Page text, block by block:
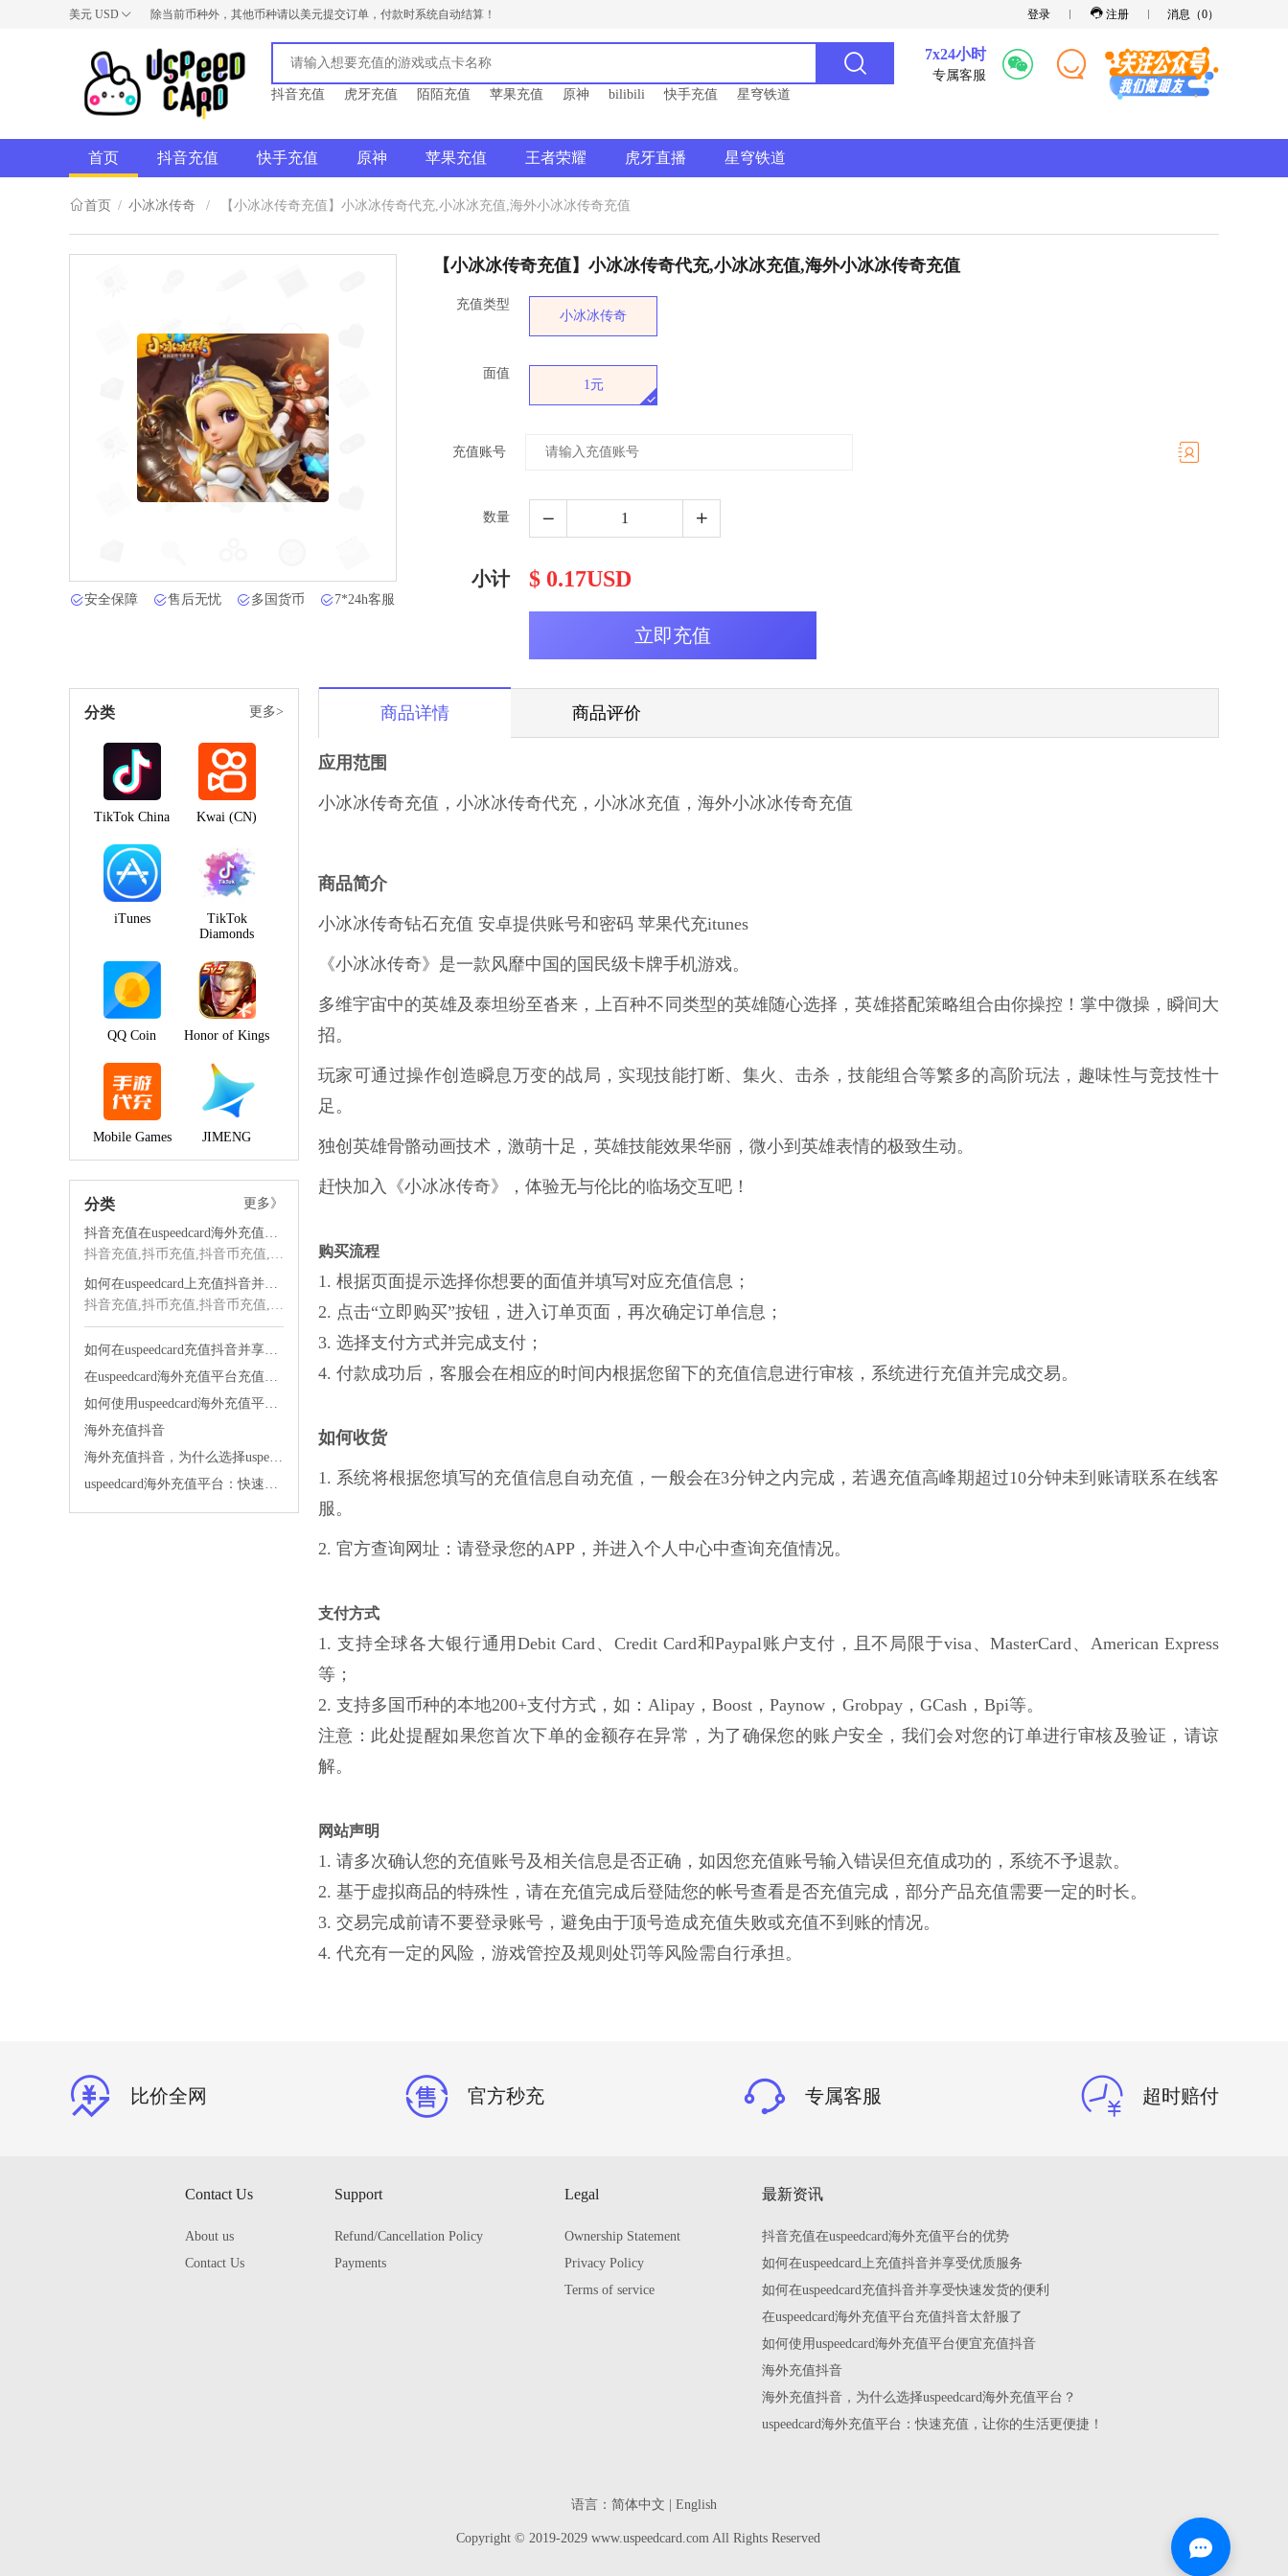
美元 USD
USD
AUD
NZD
除当前币种外，其他币种请以美元提交订单，付款时系统自动结算！ 登录 注册 消息（0）
抖音充值 虎牙充值 陌陌充值 苹果充值 原神 bilibili 快手充值 星穹铁道
7x24小时
专属客服
首页 抖音充值 快手充值 原神 苹果充值 王者荣耀 虎牙直播 星穹铁道
首页 / 小冰冰传奇 / 【小冰冰传奇充值】小冰冰传奇代充,小冰冰充值,海外小冰冰传奇充值
安全保障 售后无忧 多国货币 7*24h客服
【小冰冰传奇充值】小冰冰传奇代充,小冰冰充值,海外小冰冰传奇充值
充值类型
小冰冰传奇
面值
1元
充值账号
数量
小计 $ 0.17USD
分类 更多>
TikTok China Kwai (CN)
iTunes
TikTok
Diamonds
QQ Coin Honor of Kings
Mobile Games JIMENG
分类 更多》
抖音充值在uspeedcard海外充值平台的优势
抖音充值,抖币充值,抖音币充值,海外抖音充值,抖音海外充值,抖音充值海外,海外充值
如何在uspeedcard上充值抖音并享受优质服务
抖音充值,抖币充值,抖音币充值,海外抖音充值,抖音海外充值,抖音充值海外,海外充值
如何在uspeedcard充值抖音并享受快速发货的便利
在uspeedcard海外充值平台充值抖音太舒服了
如何使用uspeedcard海外充值平台便宜充值抖音
海外充值抖音
海外充值抖音，为什么选择uspeedcard海外充值平台？
uspeedcard海外充值平台：快速充值，让你的生活更便捷！
商品详情 商品评价
应用范围
小冰冰传奇充值，小冰冰传奇代充，小冰冰充值，海外小冰冰传奇充值
商品简介
小冰冰传奇钻石充值 安卓提供账号和密码 苹果代充itunes
《小冰冰传奇》是一款风靡中国的国民级卡牌手机游戏。
多维宇宙中的英雄及泰坦纷至沓来，上百种不同类型的英雄随心选择，英雄搭配策略组合由你操控！掌中微操，瞬间大
招。
玩家可通过操作创造瞬息万变的战局，实现技能打断、集火、击杀，技能组合等繁多的高阶玩法，趣味性与竞技性十
足。
独创英雄骨骼动画技术，激萌十足，英雄技能效果华丽，微小到英雄表情的极致生动。
赶快加入《小冰冰传奇》，体验无与伦比的临场交互吧！
购买流程
1. 根据页面提示选择你想要的面值并填写对应充值信息；
2. 点击“立即购买”按钮，进入订单页面，再次确定订单信息；
3. 选择支付方式并完成支付；
4. 付款成功后，客服会在相应的时间内根据您留下的充值信息进行审核，系统进行充值并完成交易。
如何收货
1. 系统将根据您填写的充值信息自动充值，一般会在3分钟之内完成，若遇充值高峰期超过10分钟未到账请联系在线客
服。
2. 官方查询网址：请登录您的APP，并进入个人中心中查询充值情况。
支付方式
1. 支持全球各大银行通用Debit Card、Credit Card和Paypal账户支付，且不局限于visa、MasterCard、American Express
等；
2. 支持多国币种的本地200+支付方式，如：Alipay，Boost，Paynow，Grobpay，GCash，Bpi等。
注意：此处提醒如果您首次下单的金额存在异常，为了确保您的账户安全，我们会对您的订单进行审核及验证，请谅
解。
网站声明
1. 请多次确认您的充值账号及相关信息是否正确，如因您充值账号输入错误但充值成功的，系统不予退款。
2. 基于虚拟商品的特殊性，请在充值完成后登陆您的帐号查看是否充值完成，部分产品充值需要一定的时长。
3. 交易完成前请不要登录账号，避免由于顶号造成充值失败或充值不到账的情况。
4. 代充有一定的风险，游戏管控及规则处罚等风险需自行承担。
比价全网 官方秒充 专属客服 超时赔付
Contact Us
About us
Contact Us
Support
Refund/Cancellation Policy
Payments
Legal
Ownership Statement
Privacy Policy
Terms of service
最新资讯
抖音充值在uspeedcard海外充值平台的优势
如何在uspeedcard上充值抖音并享受优质服务
如何在uspeedcard充值抖音并享受快速发货的便利
在uspeedcard海外充值平台充值抖音太舒服了
如何使用uspeedcard海外充值平台便宜充值抖音
海外充值抖音
海外充值抖音，为什么选择uspeedcard海外充值平台？
uspeedcard海外充值平台：快速充值，让你的生活更便捷！
语言： 简体中文 English
Copyright © 2019-2029 www.uspeedcard.com All Rights Reserved